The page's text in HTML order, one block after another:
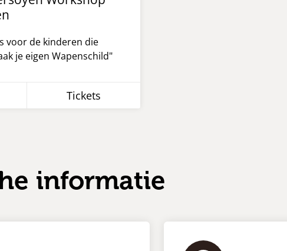
informatie